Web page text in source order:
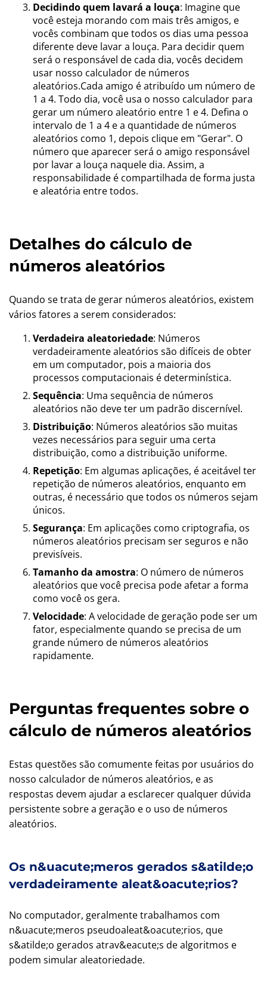
Decidindo quem lavará a louça: Imagine que
você esteja morando com mais três amigos, e
vocês combinam que todos os dias uma pessoa
diferente deve lavar a louça. Para decidir quem
será o responsável de cada dia, vocês decidem
usar nosso calculador de números
aleatórios.Cada amigo é atribuído um número de
1 a 4. Todo dia, você usa o nosso calculador para
gerar um número aleatório entre 1 e 4. Defina o
intervalo de 1 a 4 e a quantidade de números
aleatórios como 1, depois clique em "Gerar". O
número que aparecer será o amigo responsável
por lavar a louça naquele dia. Assim, a
responsabilidade é compartilhada de forma justa
e aleatória entre todos.
Detalhes do cálculo de
números aleatórios
Quando se trata de gerar números aleatórios, existem
vários fatores a serem considerados:
Verdadeira aleatoriedade: Números
verdadeiramente aleatórios são difíceis de obter
em um computador, pois a maioria dos
processos computacionais é determinística.
Sequência: Uma sequência de números
aleatórios não deve ter um padrão discernível.
Distribuição: Números aleatórios são muitas
vezes necessários para seguir uma certa
distribuição, como a distribuição uniforme.
Repetição: Em algumas aplicações, é aceitável ter
repetição de números aleatórios, enquanto em
outras, é necessário que todos os números sejam
únicos.
Segurança: Em aplicações como criptografia, os
números aleatórios precisam ser seguros e não
previsíveis.
Tamanho da amostra: O número de números
aleatórios que você precisa pode afetar a forma
como você os gera.
Velocidade: A velocidade de geração pode ser um
fator, especialmente quando se precisa de um
grande número de números aleatórios
rapidamente.
Perguntas frequentes sobre o
cálculo de números aleatórios
Estas questões são comumente feitas por usuários do
nosso calculador de números aleatórios, e as
respostas devem ajudar a esclarecer qualquer dúvida
persistente sobre a geração e o uso de números
aleatórios.
Os n&uacute;meros gerados s&atilde;o
verdadeiramente aleat&oacute;rios?
No computador, geralmente trabalhamos com
n&uacute;meros pseudoaleat&oacute;rios, que
s&atilde;o gerados atrav&eacute;s de algoritmos e
podem simular aleatoriedade.